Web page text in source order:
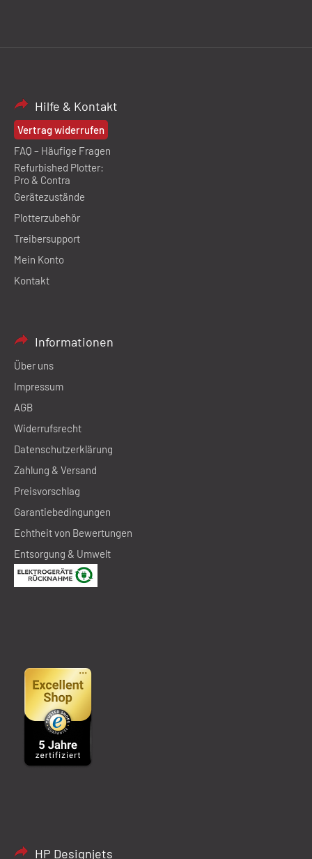
Hilfe & Kontakt
Vertrag widerrufen
FAQ – Häufige Fragen
Refurbished Plotter:
Pro & Contra
Gerätezustände
Plotterzubehör
Treibersupport
Mein Konto
Kontakt
Informationen
Über uns
Impressum
AGB
Widerrufsrecht
Datenschutzerklärung
Zahlung & Versand
Preisvorschlag
Garantiebedingungen
Echtheit von Bewertungen
Entsorgung & Umwelt
HP Designjets